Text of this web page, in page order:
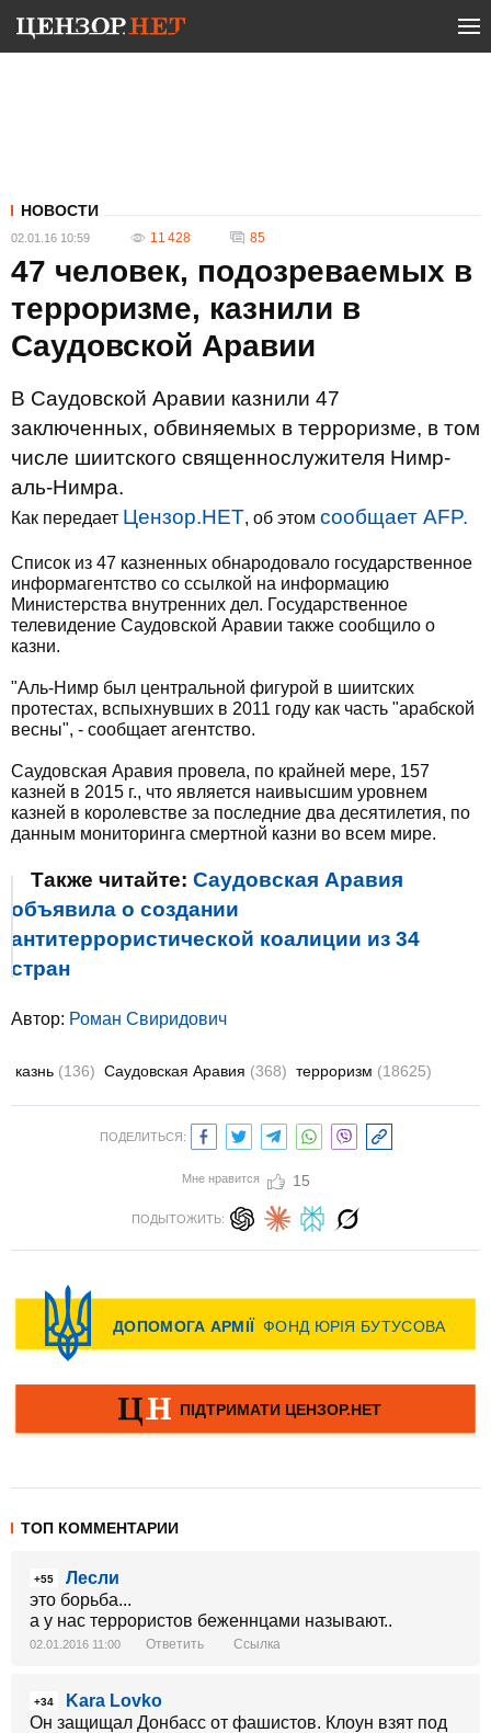
НОВОСТИ
02.01.16 10:59 11 428 85
47 человек, подозреваемых в
терроризме, казнили в
Саудовской Аравии
В Саудовской Аравии казнили 47
заключенных, обвиняемых в терроризме, в том
числе шиитского священнослужителя Нимр-
аль-Нимра.
Как передает Цензор.НЕТ, об этом сообщает AFP.
Список из 47 казненных обнародовало государственное
информагентство со ссылкой на информацию
Министерства внутренних дел. Государственное
телевидение Саудовской Аравии также сообщило о
казни.
"Аль-Нимр был центральной фигурой в шиитских
протестах, вспыхнувших в 2011 году как часть "арабской
весны", - сообщает агентство.
Саудовская Аравия провела, по крайней мере, 157
казней в 2015 г., что является наивысшим уровнем
казней в королевстве за последние два десятилетия, по
данным мониторинга смертной казни во всем мире.
Также читайте: Саудовская Аравия
объявила о создании
антитеррористической коалиции из 34
стран
Автор: Роман Свиридович
казнь (136) Саудовская Аравия (368) терроризм (18625)
ПОДЕЛИТЬСЯ:
Мне нравится 15
ПОДЫТОЖИТЬ:
ТОП КОММЕНТАРИИ
+55
Лесли
это борьба...
а у нас террористов беженнцами называют..
02.01.2016 11:00 Ответить Ссылка
+34
Kara Lovko
Он защищал Донбасс от фашистов. Клоун взят под